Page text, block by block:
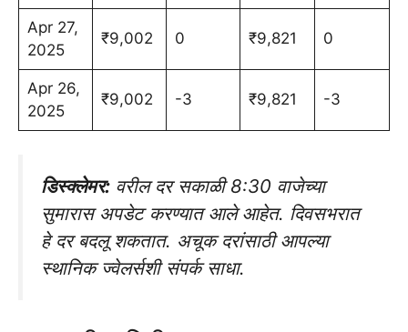
Apr 27,
2025
₹9,002 0 ₹9,821 0
Apr 26,
2025
₹9,002 -3 ₹9,821 -3
डिस्क्लेमर: वरील दर सकाळी 8:30 वाजेच्या
सुमारास अपडेट करण्यात आले आहेत. दिवसभरात
हे दर बदलू शकतात. अचूक दरांसाठी आपल्या
स्थानिक ज्वेलर्सशी संपर्क साधा.